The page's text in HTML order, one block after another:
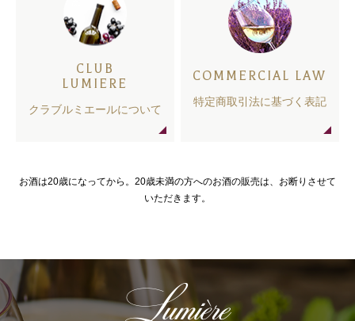
CLUB
LUMIERE
クラブルミエールについて
COMMERCIAL LAW
特定商取引法に基づく表記
お酒は20歳になってから。20歳未満の方へのお酒の販売は、お断りさせて
いただきます。